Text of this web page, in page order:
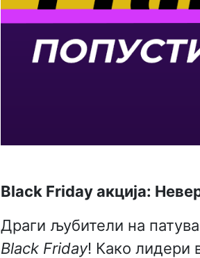
Black Friday акција:
Драги љубители на
Black Friday! Како лидери